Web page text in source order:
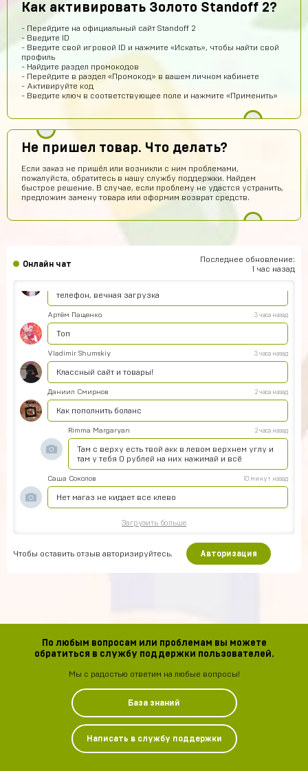
Как активировать Золото Standoff 2?
- Перейдите на официальный сайт Standoff 2
- Введите ID
- Введите свой игровой ID и нажмите «Искать», чтобы найти свой
профиль
- Найдите раздел промокодов
- Перейдите в раздел «Промокод» в вашем личном кабинете
- Активируйте код
- Введите ключ в соответствующее поле и нажмите «Применить»
Не пришел товар. Что делать?
Если заказ не пришёл или возникли с ним проблемами,
пожалуйста, обратитесь в нашу службу поддержки. Найдем
быстрое решение. В случае, если проблему не удастся устранить,
предложим замену товара или оформим возврат средств.
Онлайн чат
Последнее обновление:
1 час назад
Антон Трофимов 9 часов назад
крута
Лёша Бикметов 8 часов назад
привет ЕСЛИ МЫ ВИДЕТЕ МЕНЯ ТО ЭТО НЕ БОТ
Pizdavam
Помогите пж я ввёл не правильный эмаил но за аккаунт
уже заплатил подскажите что делать?
Техническая поддержка
Обратитесь к нам в поддержку по контактам,
представленным на сайте. Вам обязательно
Илья Чупраков 4 часа назад
телефон, вечная загрузка
Артём Пащенко 3 часа назад
Топ
Vladimir Shumskiy 3 часа назад
Классный сайт и товары!
Даниил Смирнов 2 часа назад
Как пополнить боланс
Rimma Margaryan 2 часа назад
Там с верху есть твой акк в левом верхнем углу и
там у тебя 0 рублей на них нажимай и всё
Саша Соколов 10 минут назад
Нет магаз не кидает все клево
Загрузить больше
Чтобы оставить отзыв авторизируйтесь. Авторизация
По любым вопросам или проблемам вы можете
обратиться в службу поддержки пользователей.
Мы с радостью ответим на любые вопросы!
База знаний
Написать в службу поддержки